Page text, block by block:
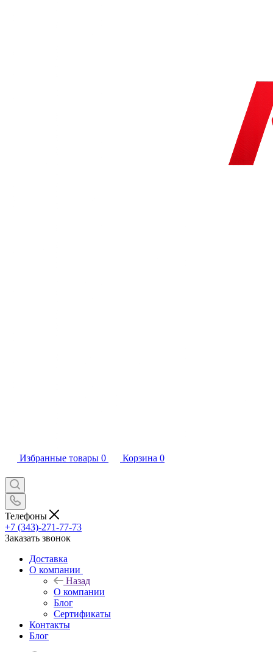
Избранные товары 0 Корзина 0
Телефоны
+7 (343)-271-77-73
Заказать звонок
Доставка
О компании
Назад
О компании
Блог
Сертификаты
Контакты
Блог